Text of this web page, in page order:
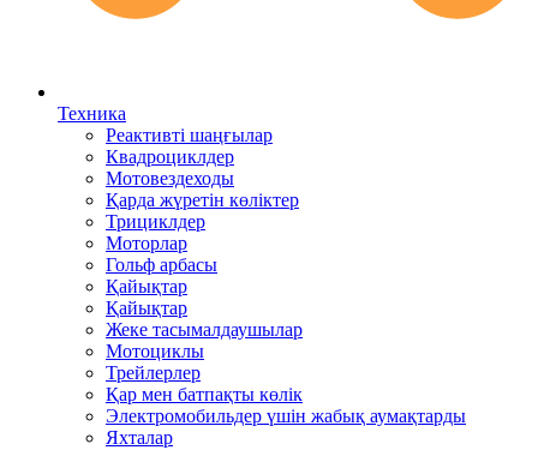
Техника
Реактивті шаңғылар
Квадроциклдер
Мотовездеходы
Қарда жүретін көліктер
Трициклдер
Моторлар
Гольф арбасы
Қайықтар
Қайықтар
Жеке тасымалдаушылар
Мотоциклы
Трейлерлер
Қар мен батпақты көлік
Электромобильдер үшін жабық аумақтарды
Яхталар